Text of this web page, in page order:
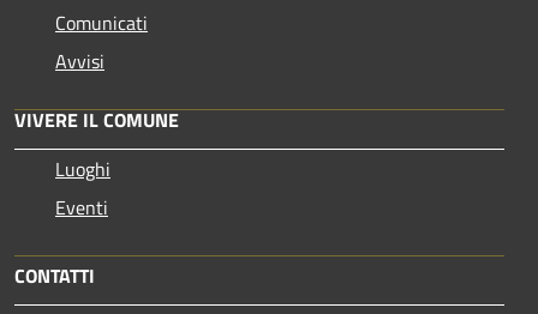
Comunicati
Avvisi
VIVERE IL COMUNE
Luoghi
Eventi
CONTATTI